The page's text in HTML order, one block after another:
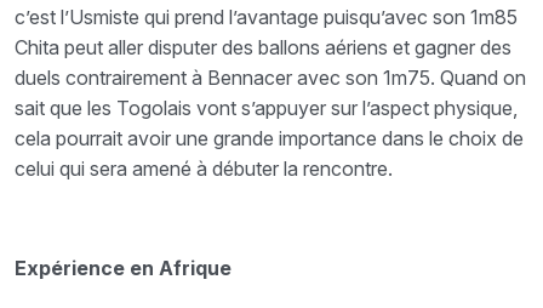
c’est l’Usmiste qui prend l’avantage puisqu’avec son 1m85
Chita peut aller disputer des ballons aériens et gagner des
duels contrairement à Bennacer avec son 1m75. Quand on
sait que les Togolais vont s’appuyer sur l’aspect physique,
cela pourrait avoir une grande importance dans le choix de
celui qui sera amené à débuter la rencontre.
Expérience en Afrique